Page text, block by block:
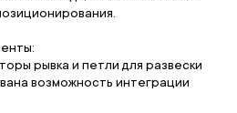
рывка и петли для развески
возможность интеграции